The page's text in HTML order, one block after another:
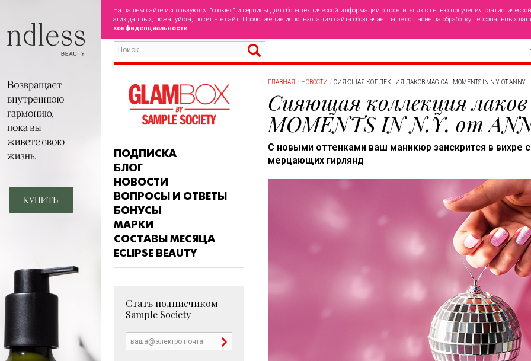
На нашем сайте используются "cookies" и сервисы для сбора технической информации о посетителях с целью получения
этих данных, пожалуйста, покиньте сайт. Продолжение использования сайта обозначает ваше согласие на обработку персональных
конфиденциальности
ПОДПИСКА
БЛОГ
НОВОСТИ
ВОПРОСЫ И ОТВЕТЫ
БОНУСЫ
МАРКИ
СОСТАВЫ МЕСЯЦА
ECLIPSE BEAUTY
Стать подписчиком
Sample Society
ГЛАВНАЯ НОВОСТИ СИЯЮЩАЯ КОЛЛЕКЦИЯ ЛАКОВ MAGICAL MOMENTS IN N.Y. ОТ ANNY
Сияющая коллекция
MOMENTS IN N.Y. от
С новыми оттенками ваш маникюр заискрится в вихре
мерцающих гирлянд